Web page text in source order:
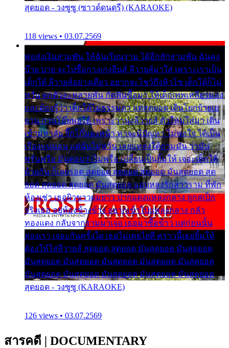
สุดยอด - วงซูซู (ซาวด์ดนตรี) (KARAOKE)
118 views • 03.07.2569
พ่อส่งเงินสามพัน ให้ฉันเรียนราม ได้อีกสักสามพัน ฉันคง
บ๊าย บาย จะไปซื้อกางเกงยีนส์ ลีวายส์มาใส่ เพราะเราเป็น
เด็กใต้ ลีวายส์อย่างเดียว อยากจะโชว์ถึงหิวโซ เด็กใต้ก็ไม่
หวั่น ตกตัวละหลายพัน กัดฟันซื้อมา ให้เด็กเทพเหลียวมอง
และต้องรู้ว่า เด็กใต้ไม่ธรรมดา แต่สุดยอด เดินโยกย้ายเย
ยวน กวนโอ๊ยพอได้ เพราะว่านุ่งลีวายส์ ตัวใหม่ใส่มา เดิน
เข้ามหาลัย จิ๊กโก๊มองหน้า ท่าจะมีปัญหา ไม่พอใจ ได้เป็น
เรื่องแน่นอน แต่ฉันไม่หวั่น เลยแหลงใต้ถามมัน ว่ามัน
พรั่นพรือ มันตอบว่าไม่พรื่อ เปลี่ยนเป็นยิ้มให้ เจอะเด็กใต้
ด้วยกัน ก็เลยรอด สุดยอด สุดยอด สุดยอด มันสุดยอด สุด
ยอด สุดยอด สุดยอด มันสุดยอด แอบหลงรักสาวราม ที่พัก
ห้องเช่า เธอผิวขาวผมยาว ปากแดงแหลงกลาง ถูกสเป็ก
จริงเธอ อยู่ห้องข้างข้าง อยากเข้าไปแหลงกลาง กลัว
ทองแดง กลับจากรามมาเจอ เธอมาซื้อข้าว แต่ก่อนนั้น
สองเรา เจอะกันครั้งใด เธอไม่เคยไยดี คราวนี้เธอยิ้มให้
ต้องให้ใส่ลีวายส์ สุดยอด สุดยอด มันสุดยอด มันสุดยอด
มันสุดยอด มันสุดยอด มันสุดยอด มันสุดยอด มันสุดยอด
มันสุดยอด มันสุดยอด มันสุดยอด มันสุดยอด มันสุดยอด
สุดยอด - วงซูซู (KARAOKE)
126 views • 03.07.2569
สารคดี | DOCUMENTARY